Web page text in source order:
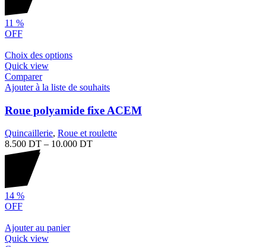
11 %
OFF
Choix des options
Quick view
Comparer
Ajouter à la liste de souhaits
Roue polyamide fixe ACEM
Quincaillerie, Roue et roulette
8.500 DT – 10.000 DT
14 %
OFF
Ajouter au panier
Quick view